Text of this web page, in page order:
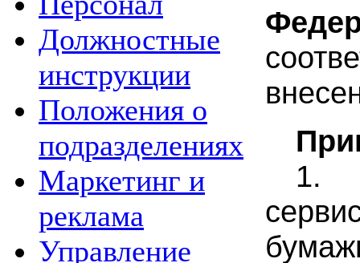
Должностные
инструкции
Положения о
подразделениях
Маркетинг и
реклама
Управление
1.